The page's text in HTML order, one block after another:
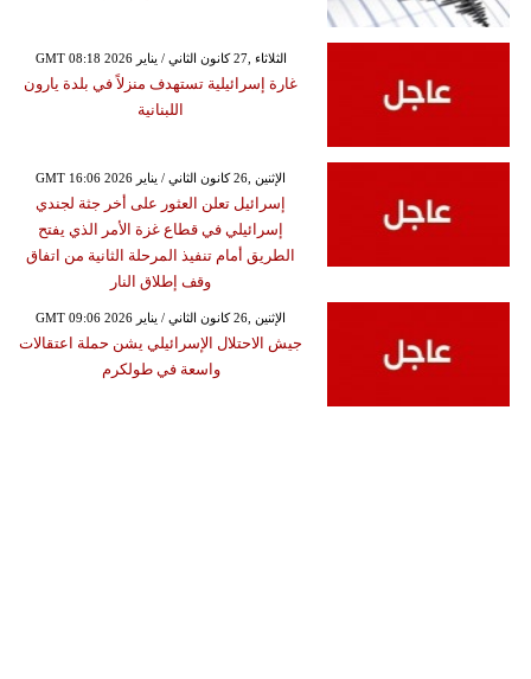
GMT 08:18 2026 الثلاثاء ,27 كانون الثاني / يناير
غارة إسرائيلية تستهدف منزلاً في بلدة يارون
اللبنانية
GMT 16:06 2026 الإثنين ,26 كانون الثاني / يناير
إسرائيل تعلن العثور على أخر جثة لجندي
إسرائيلي في قطاع غزة الأمر الذي يفتح
الطريق أمام تنفيذ المرحلة الثانية من اتفاق
وقف إطلاق النار
GMT 09:06 2026 الإثنين ,26 كانون الثاني / يناير
جيش الاحتلال الإسرائيلي يشن حملة اعتقالات
واسعة في طولكرم